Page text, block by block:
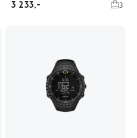
3 233,- 3